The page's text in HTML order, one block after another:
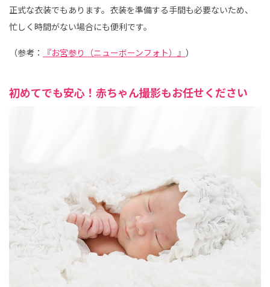
正式な衣装でもあります。衣装を準備する手間も必要ないため、
忙しく時間がない場合にも便利です。
（参考： 『お宮参り（ニューボーンフォト）』 ）
初めてでも安心！赤ちゃん撮影もお任せください